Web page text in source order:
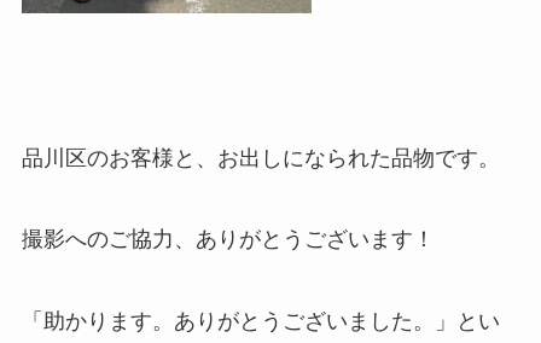
品川区のお客様と、お出しになられた品物です。
撮影へのご協力、ありがとうございます！
「助かります。ありがとうございました。」とい